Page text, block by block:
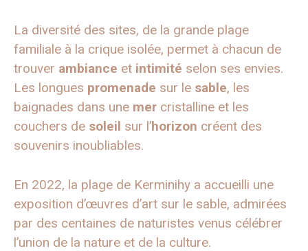
La diversité des sites, de la grande plage
familiale à la crique isolée, permet à chacun de
trouver ambiance et intimité selon ses envies.
Les longues promenade sur le sable, les
baignades dans une mer cristalline et les
couchers de soleil sur l’horizon créent des
souvenirs inoubliables.
En 2022, la plage de Kerminihy a accueilli une
exposition d’œuvres d’art sur le sable, admirées
par des centaines de naturistes venus célébrer
l’union de la nature et de la culture.